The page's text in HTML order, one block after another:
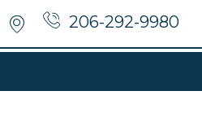
206-292-9980